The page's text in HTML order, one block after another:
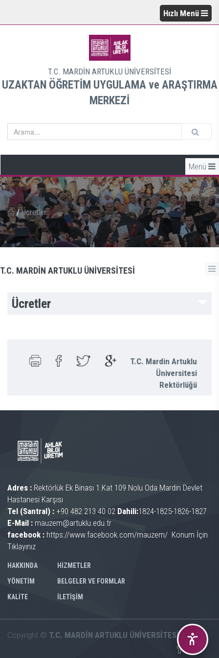
Hızlı Menü
T.C. MARDİN ARTUKLU ÜNİVERSİTESİ
UZAKTAN ÖĞRETİM UYGULAMA ve ARAŞTIRMA
MERKEZİ
Menü
/ Ücretler
T.C. MARDİN ARTUKLU ÜNİVERSİTESİ
Ücretler
T.C. Mardin Artuklu
Üniversitesi
Rektörlüğü
Adres : Rektörlük Ek Binası 1.Kat 109 Nolu Oda Mardin Devlet
Hastanesi Karşısı
Tel (Santral) : +90 482 213 40 02 Dahili:1824-1825-1826-1827
E-Mail : mauzem@artuklu.edu.tr
facebook : https://www.facebook.com/mauzem/ Konum İçin
Tıklayınız
HAKKINDA
YÖNETİM
KALİTE
HİZMETLER
BELGELER VE FORMLAR
İLETİŞİM
Copyright © T.C. MARDİN ARTUKLU ÜNİVERSİTESİ